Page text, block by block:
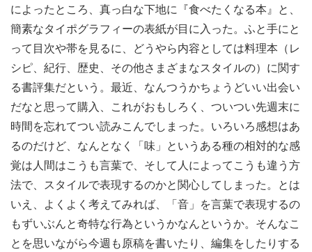
によったところ、真っ白な下地に『食べたくなる本』と、
簡素なタイポグラフィーの表紙が目に入った。ふと手にと
って目次や帯を見るに、どうやら内容としては料理本（レ
シピ、紀行、歴史、その他さまざまなスタイルの）に関す
る書評集だという。最近、なんつうかちょうどいい出会い
だなと思って購入、これがおもしろく、ついつい先週末に
時間を忘れてつい読みこんでしまった。いろいろ感想はあ
るのだけど、なんとなく「味」というある種の相対的な感
覚は人間はこうも言葉で、そして人によってこうも違う方
法で、スタイルで表現するのかと関心してしまった。とは
いえ、よくよく考えてみれば、「音」を言葉で表現するの
もずいぶんと奇特な行為というかなんというか。そんなこ
とを思いながら今週も原稿を書いたり、編集をしたりする